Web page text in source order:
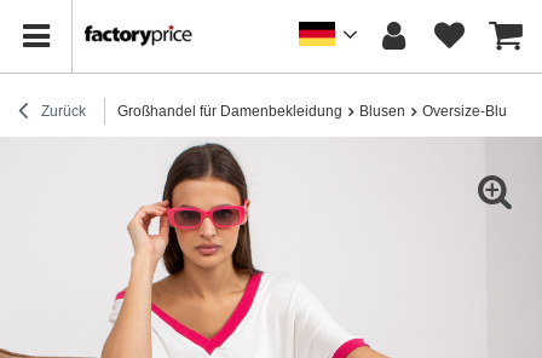
Zurück Großhandel für Damenbekleidung Blusen Oversize-Blusen